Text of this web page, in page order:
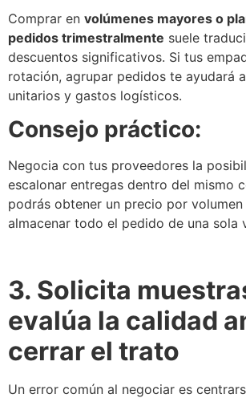
Comprar en volúmenes mayores o
pedidos trimestralmente suele
descuentos significativos. Si tus
rotación, agrupar pedidos te ayudará
unitarios y gastos logísticos.
Consejo práctico:
Negocia con tus proveedores la
escalonar entregas dentro del mismo
podrás obtener un precio por
almacenar todo el pedido de una sola
3. Solicita
evalúa la calidad
cerrar el trato
Un error común al negociar es